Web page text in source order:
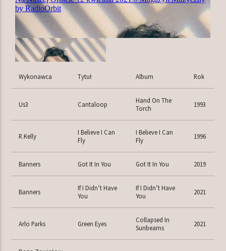
TERAZ W RAMÓWCE
EXTRA ORBIT
14:00 16:00
INDIE ORBIT
Radio Orbit
Wykonawca Tytuł Album Rok
Us3 Cantaloop
Hand On The
Torch
1993
R.Kelly
I Believe I Can
Fly
I Believe I Can
Fly
1996
Banners Got It In You Got It In You 2019
Banners
If I Didn’t Have
You
If I Didn’t Have
You
2021
Arlo Parks Green Eyes
Collapsed In
Sunbeams
2021